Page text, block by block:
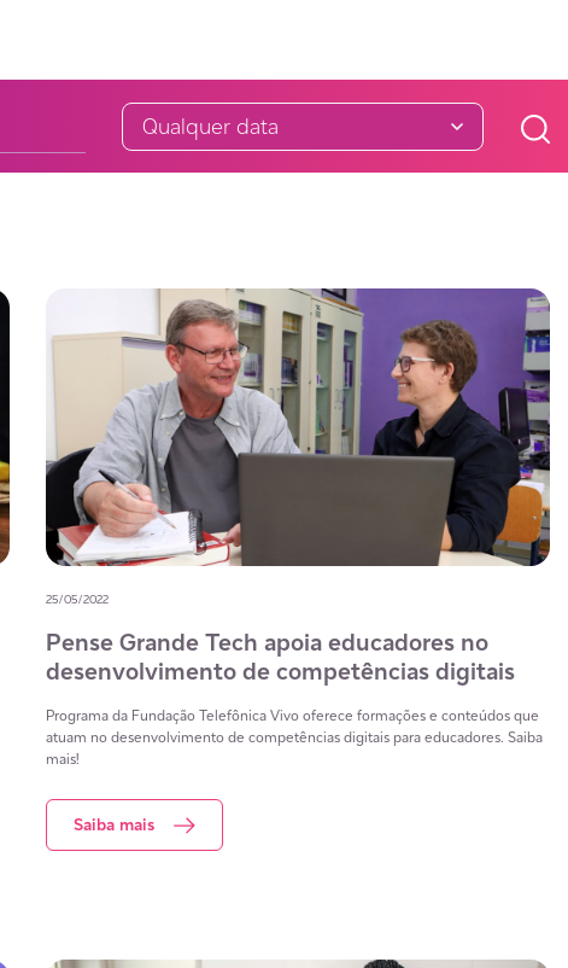
25/05/2022
Pense Grande Tech apoia educadores no
desenvolvimento de competências digitais
Programa da Fundação Telefônica Vivo oferece formações e conteúdos que
atuam no desenvolvimento de competências digitais para educadores. Saiba
mais!
Saiba mais